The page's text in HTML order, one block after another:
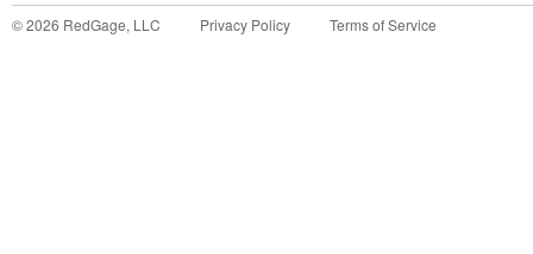
©2026 RedGage, LLC Privacy Policy Terms of Service